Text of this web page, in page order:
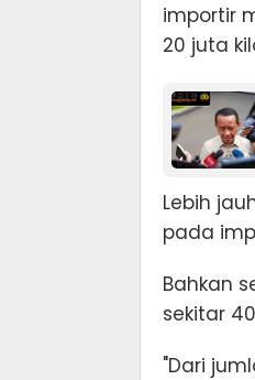
importir
20 juta
Lebih
pada
Bahkan
sekitar
"Dari